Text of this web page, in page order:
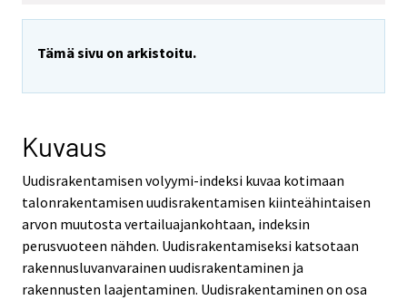
Tämä sivu on arkistoitu.
Kuvaus
Uudisrakentamisen volyymi-indeksi kuvaa kotimaan
talonrakentamisen uudisrakentamisen kiinteähintaisen
arvon muutosta vertailuajankohtaan, indeksin
perusvuoteen nähden. Uudisrakentamiseksi katsotaan
rakennusluvanvarainen uudisrakentaminen ja
rakennusten laajentaminen. Uudisrakentaminen on osa